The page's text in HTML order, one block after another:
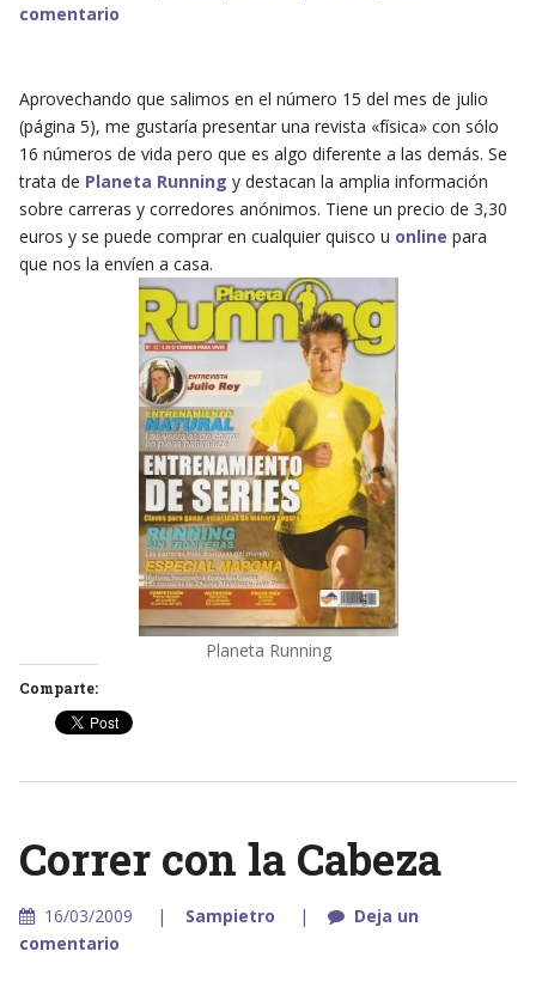
comentario
Aprovechando que salimos en el número 15 del mes de julio
(página 5), me gustaría presentar una revista «física» con sólo
16 números de vida pero que es algo diferente a las demás. Se
trata de Planeta Running y destacan la amplia información
sobre carreras y corredores anónimos. Tiene un precio de 3,30
euros y se puede comprar en cualquier quisco u online para
que nos la envíen a casa.
Planeta Running
Comparte:
Correr con la Cabeza
16/03/2009 Sampietro
Deja un
comentario